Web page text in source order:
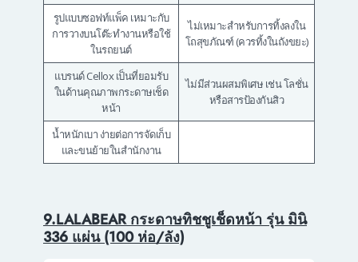
รูปแบบซอฟท์แพ็ค เหมาะกับ
การวางบนโต๊ะทำงานหรือใช้
ในรถยนต์
ไม่เหมาะสำหรับการทิ้งลงใน
โถสุขภัณฑ์ (ควรทิ้งในถังขยะ)
แบรนด์ Cellox เป็นที่ยอมรับ
ในด้านคุณภาพกระดาษเช็ด
หน้า
ไม่มีส่วนผสมพิเศษ เช่น โลชั่น
หรือสารป้องกันสิว
น้ำหนักเบา ง่ายต่อการจัดเก็บ
และขนย้ายในสำนักงาน
9.LALABEAR กระดาษทิชชูเช็ดหน้า รุ่น มินิ
336 แผ่น (100 ห่อ/ลัง)